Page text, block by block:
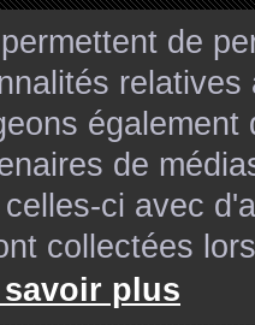
de
de
ci avec
collectées
savoir plus